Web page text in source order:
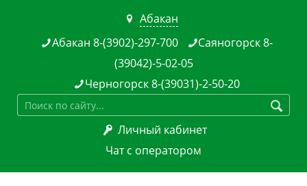
 Абакан
Абакан 8-(3902)-297-700 Саяногорск 8-
(39042)-5-02-05
Черногорск 8-(39031)-2-50-20

 Личный кабинет
Чат с оператором